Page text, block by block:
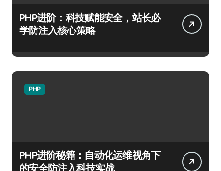
PHP进阶：科技赋能安全，站长必
学防注入核心策略
PHP
PHP进阶秘籍：自动化运维视角下
的安全防注入科技实战